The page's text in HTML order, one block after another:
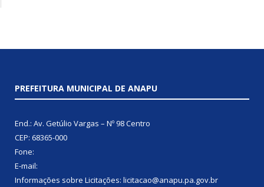
PREFEITURA MUNICIPAL DE ANAPU
End.: Av. Getúlio Vargas – Nº 98 Centro
CEP: 68365-000
Fone:
E-mail:
Informações sobre Licitações: licitacao@anapu.pa.gov.br